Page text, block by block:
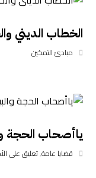
الخطاب الديني
مبادئ التمكين
ياأصحاب الحجة
قضايا عامة,تعليق على